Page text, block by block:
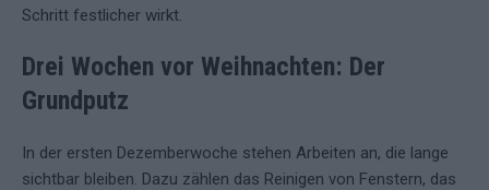
Schritt festlicher wirkt.
Drei Wochen vor Weihnachten: Der
Grundputz
In der ersten Dezemberwoche stehen Arbeiten an, die lange
sichtbar bleiben. Dazu zählen das Reinigen von Fenstern, das